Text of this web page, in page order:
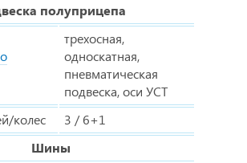
полуприцепа
трехосная,
односкатная,
пневматическая
подвеска, оси УСТ
колес
3 / 6+1
Шины